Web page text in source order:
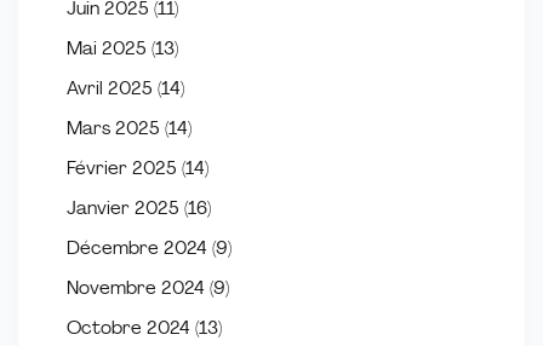
Juin 2025 (11)
Mai 2025 (13)
Avril 2025 (14)
Mars 2025 (14)
Février 2025 (14)
Janvier 2025 (16)
Décembre 2024 (9)
Novembre 2024 (9)
Octobre 2024 (13)